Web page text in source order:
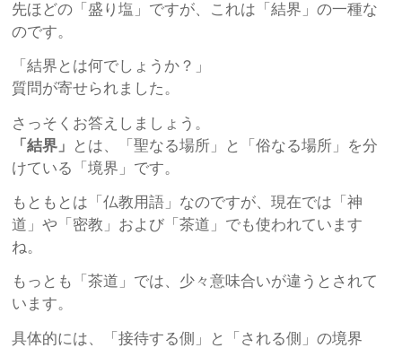
先ほどの「盛り塩」ですが、これは「結界」の一種な
のです。
「結界とは何でしょうか？」
質問が寄せられました。
さっそくお答えしましょう。
「結界」
とは、「聖なる場所」と「俗なる場所」を分
けている「境界」です。
もともとは「仏教用語」なのですが、現在では「神
道」や「密教」および「茶道」でも使われています
ね。
もっとも「茶道」では、少々意味合いが違うとされて
います。
具体的には、「接待する側」と「される側」の境界